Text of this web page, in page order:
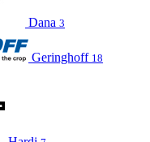
Dana 3
Geringhoff 18